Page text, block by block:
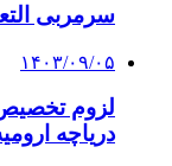
سرمربی
۱۴۰۳/۰۹/۰۵
لزوم
دریاچه